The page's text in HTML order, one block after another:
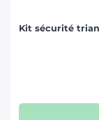
Kit sécurité